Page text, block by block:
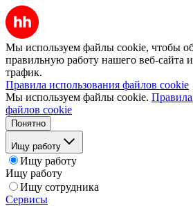
Мы используем файлы cookie, чтобы
правильную работу нашего веб-сайта
трафик.
Правила использования файлов cookie
Мы используем файлы cookie.
файлов cookie
Понятно
Ищу работу
Ищу работу
Ищу работу
Ищу сотрудника
Сервисы